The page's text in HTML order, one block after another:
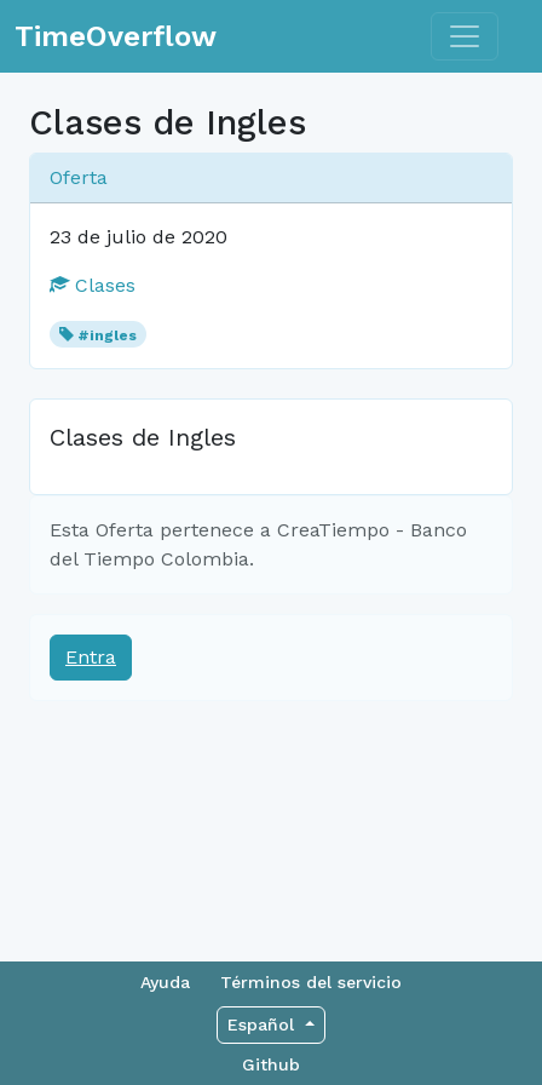
TimeOverflow Toggle
Clases de Ingles
Oferta
23 de julio de 2020
Clases
#ingles
Clases de Ingles
Esta Oferta pertenece a CreaTiempo - Banco
del Tiempo Colombia.
Entra
Ayuda Términos del servicio
Español
Github